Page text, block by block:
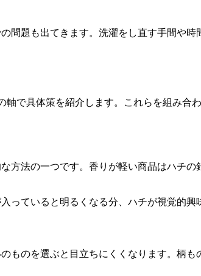
問題も出てきます。洗濯をし直す手間や
で具体策を紹介します。これらを組み合
法の一つです。香りが軽い商品はハチの
ていると明るくなる分、ハチが視覚的興
ものを選ぶと目立ちにくくなります。柄